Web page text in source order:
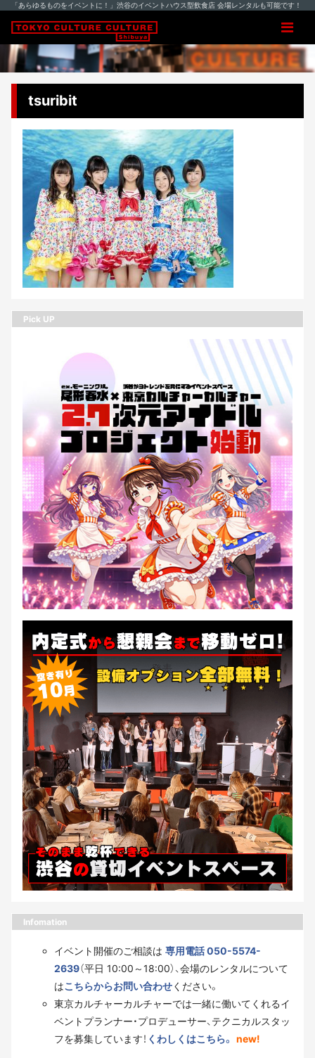
「あらゆるものをイベントに！」渋谷のイベントハウス型飲食店 会場レンタルも可能です！
tsuribit
Pick UP
Infomation
イベント開催のご相談は 専用電話 050-5574-
2639（平日 10:00～18:00）、会場のレンタルについて
はこちらからお問い合わせください。
東京カルチャーカルチャーでは一緒に働いてくれるイ
ベントプランナー・プロデューサー、テクニカルスタッ
フを募集しています！ くわしくはこちら。 new!